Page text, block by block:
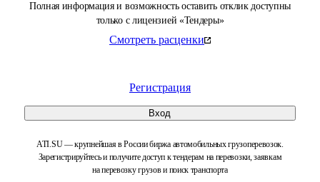
Полная информация и возможность оставить отклик доступны
только с лицензией «Тендеры»
Смотреть расценки
Регистрация
Вход
ATI.SU — крупнейшая в России биржа автомобильных грузоперевозок.
Зарегистрируйтесь и получите доступ к тендерам на перевозки, заявкам
на перевозку грузов и поиск транспорта